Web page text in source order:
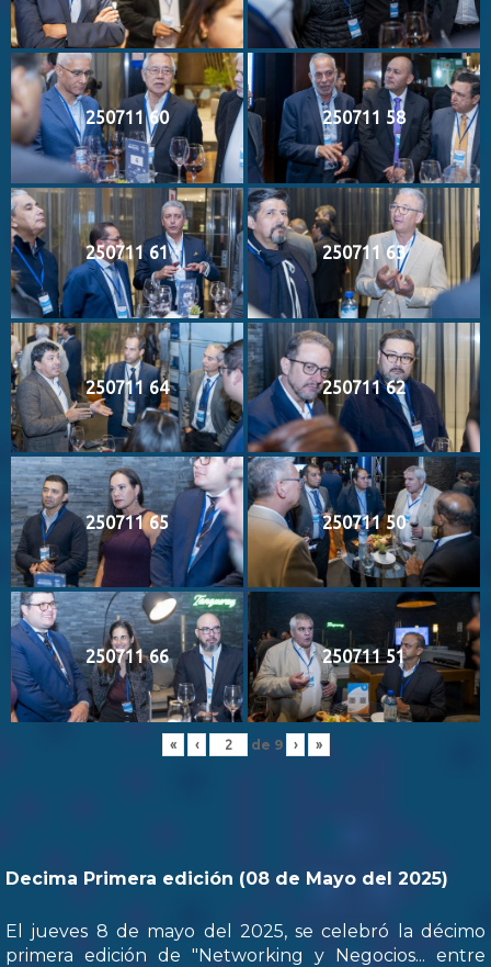
250711 60 250711 58
250711 61 250711 63
250711 64 250711 62
250711 65 250711 50
250711 66 250711 51
« ‹ de 9 › »
Decima Primera edición (08 de Mayo del 2025)
El jueves 8 de mayo del 2025, se celebró la décimo
primera edición de "Networking y Negocios... entre